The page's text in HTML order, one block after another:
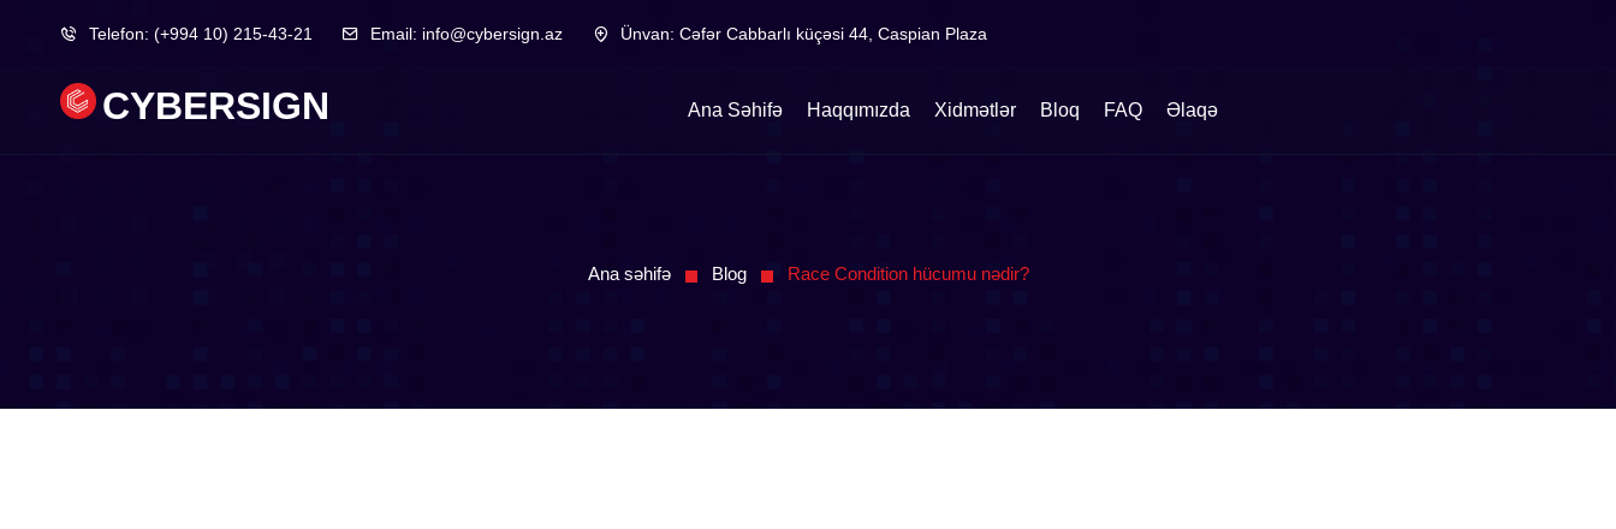
Telefon: (+994 10) 215-43-21 Email: info@cybersign.az Ünvan: Cəfər Cabbarlı küçəsi 44, Caspian Plaza
CYBERSIGN Ana Səhifə Haqqımızda Xidmətlər Bloq FAQ Əlaqə
Ana səhifə Blog Race Condition hücumu nədir?